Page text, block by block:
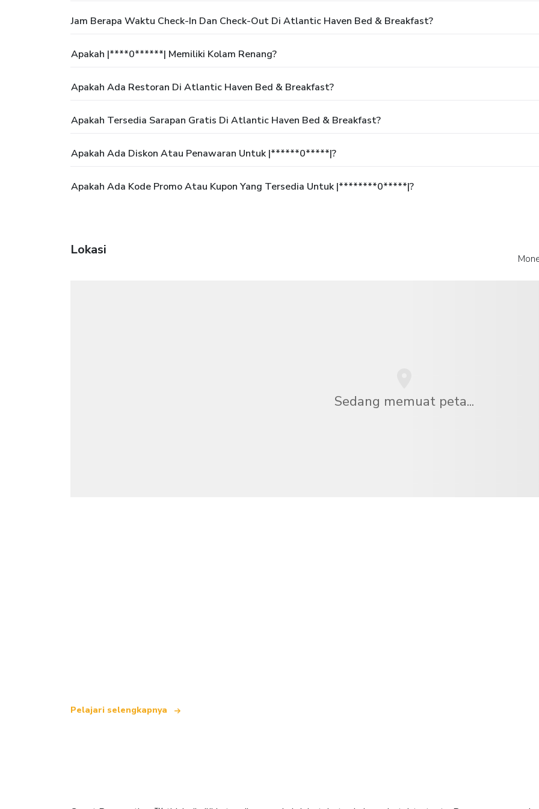
Jam Berapa Waktu Check-In Dan Check-Out Di Atlantic Haven Bed & Breakfast?
Apakah |****0******| Memiliki Kolam Renang?
Apakah Ada Restoran Di Atlantic Haven Bed & Breakfast?
Apakah Tersedia Sarapan Gratis Di Atlantic Haven Bed & Breakfast?
Apakah Ada Diskon Atau Penawaran Untuk |******0*****|?
Apakah Ada Kode Promo Atau Kupon Yang Tersedia Untuk |********0*****|?
Lokasi
Sedang memuat peta...
Pelajari selengkapnya